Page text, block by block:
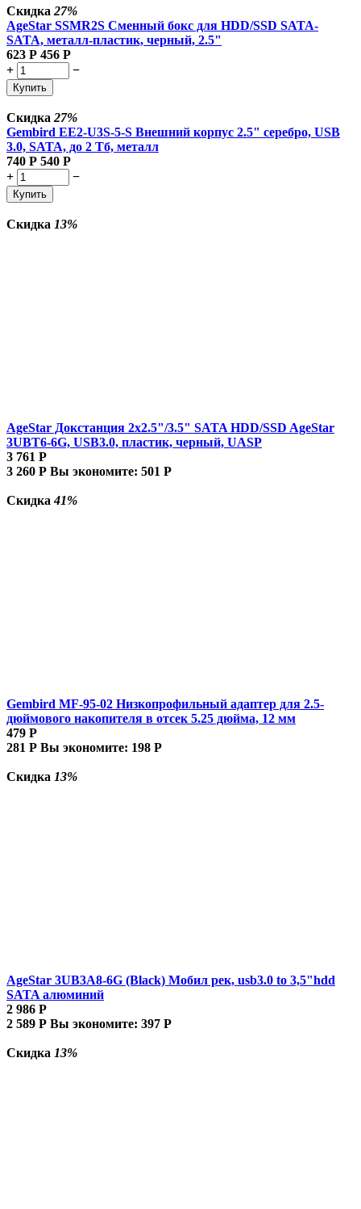
Скидка 27%
AgeStar SSMR2S Сменный бокс для HDD/SSD SATA-
SATA, металл-пластик, черный, 2.5"
623 Р 456 Р
+
−
Купить
Скидка 27%
Gembird EE2-U3S-5-S Внешний корпус 2.5" серебро, USB
3.0, SATA, до 2 Тб, металл
740 Р 540 Р
+
−
Купить
Скидка 13%
AgeStar Докстанция 2x2.5"/3.5" SATA HDD/SSD AgeStar
3UBT6-6G, USB3.0, пластик, черный, UASP
3 761 Р
3 260 Р Вы экономите: 501 Р
Скидка41%
Gembird MF-95-02 Низкопрофильный адаптер для 2.5-
дюймового накопителя в отсек 5.25 дюйма, 12 мм
479 Р
281 Р Вы экономите: 198 Р
Скидка 13%
AgeStar 3UB3A8-6G (Black) Мобил рек, usb3.0 to 3,5"hdd
SATA алюминий
2 986 Р
2 589 Р Вы экономите: 397 Р
Скидка 13%